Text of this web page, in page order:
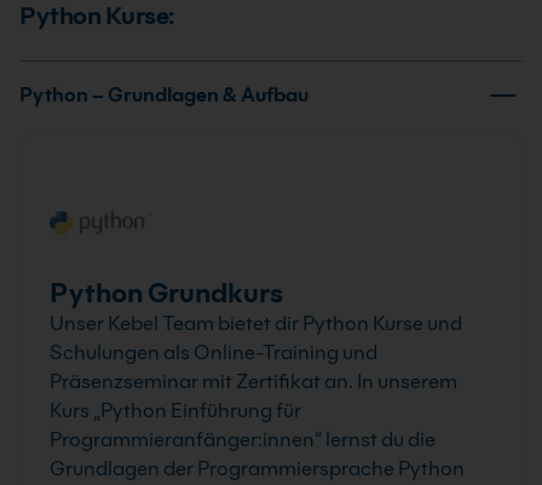
Python Kurse:
Python – Grundlagen & Aufbau
Python Grundkurs
Unser Kebel Team bietet dir Python Kurse und
Schulungen als Online-Training und
Präsenzseminar mit Zertifikat an. In unserem
Kurs „Python Einführung für
Programmieranfänger:innen“ lernst du die
Grundlagen der Programmiersprache Python